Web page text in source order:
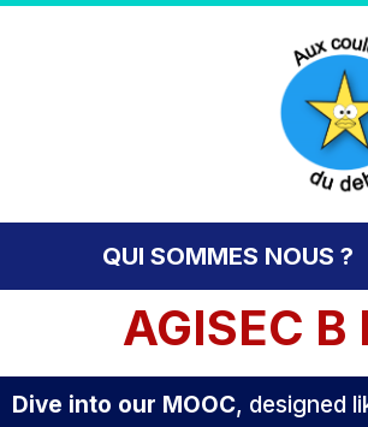
QUI SOMMES NOUS ?
AGISEC
Dive into our MOOC, designed